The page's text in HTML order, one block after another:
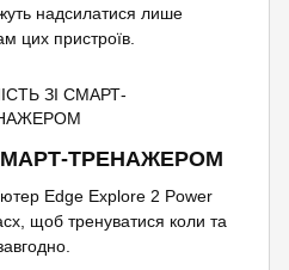
надсилатися лише
цих пристроїв.
ТРЕНАЖЕРОМ
Edge Explore 2 Power
щоб тренуватися коли та